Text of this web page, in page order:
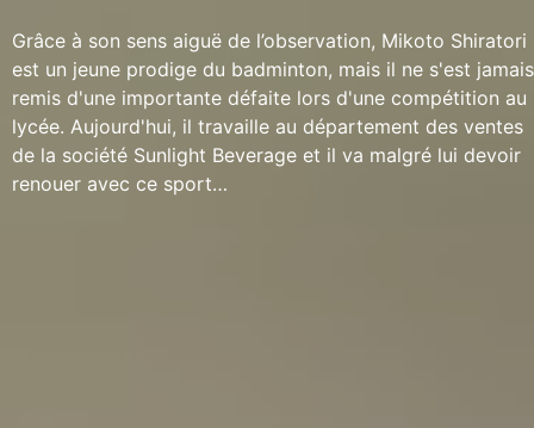
Grâce à son sens aiguë de l’observation, Mikoto Shiratori
est un jeune prodige du badminton, mais il ne s'est jamais
remis d'une importante défaite lors d'une compétition au
lycée. Aujourd'hui, il travaille au département des ventes
de la société Sunlight Beverage et il va malgré lui devoir
renouer avec ce sport…